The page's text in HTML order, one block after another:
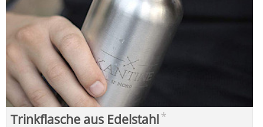
Trinkflasche aus Edelstahl*